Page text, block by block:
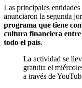
Las principales
anunciaron la segunda
programa que tiene
cultura financiera entre
todo el país.
La actividad se
gratuita el
a través de